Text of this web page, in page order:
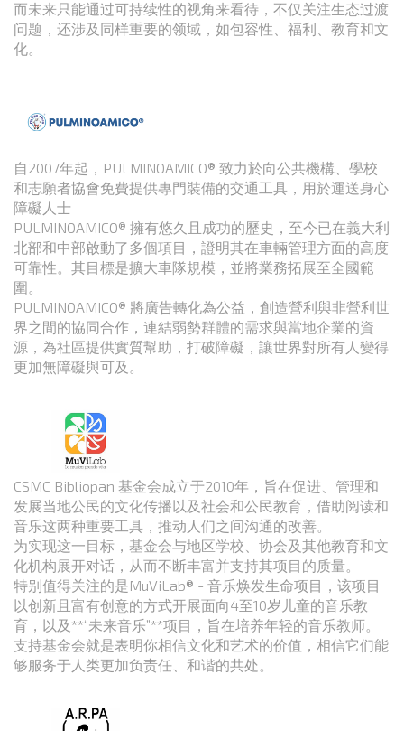
而未来只能通过可持续性的视角来看待，不仅关注生态过渡
问题，还涉及同样重要的领域，如包容性、福利、教育和文
化。
自2007年起，PULMINOAMICO® 致力於向公共機構、學校
和志願者協會免費提供專門裝備的交通工具，用於運送身心
障礙人士
PULMINOAMICO® 擁有悠久且成功的歷史，至今已在義大利
北部和中部啟動了多個項目，證明其在車輛管理方面的高度
可靠性。其目標是擴大車隊規模，並將業務拓展至全國範
圍。
PULMINOAMICO® 將廣告轉化為公益，創造營利與非營利世
界之間的協同合作，連結弱勢群體的需求與當地企業的資
源，為社區提供實質幫助，打破障礙，讓世界對所有人變得
更加無障礙與可及。
CSMC Bibliopan 基金会成立于2010年，旨在促进、管理和
发展当地公民的文化传播以及社会和公民教育，借助阅读和
音乐这两种重要工具，推动人们之间沟通的改善。
为实现这一目标，基金会与地区学校、协会及其他教育和文
化机构展开对话，从而不断丰富并支持其项目的质量。
特别值得关注的是MuViLab® - 音乐焕发生命项目，该项目
以创新且富有创意的方式开展面向4至10岁儿童的音乐教
育，以及**“未来音乐”**项目，旨在培养年轻的音乐教师。
支持基金会就是表明你相信文化和艺术的价值，相信它们能
够服务于人类更加负责任、和谐的共处。